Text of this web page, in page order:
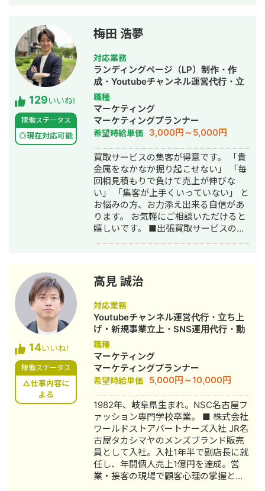
ロジェクトに全力で取り組みます。
また、常にレスを早めに対応を心がけ
ておりまして24時間365日対応が可能
です。 実際、弊社は地域名＋施術で上
位表示が得意得意で、かなりの施術名
をハックしています。 また、医療広告
ガイドライン、薬機法にも対応した知
見もあり安全性にも対応しておりま
す。 ■実績■ ・某美容系ビックワード
で圏外→10位以内（半年） ・美容施術
系ビッグワード 2位 ・新規患者数PV
が3ヶ月で２倍 ・半年で新規患者数が
1.5倍！
129いいね!
稼働ステータス
◎現在対応可能
梅田 浩夢
対応業務
ランディングページ（LP）制作・作
成・Youtubeチャンネル運営代行・立
ち上げ・SEO対策・SNS運用代行・記
事作成代行・ライティング・ホームペ
ージ制作・作成・リスティング広告運
用代行・オウンドメディア制作・構
築・運用代行
職種
マーケティング
マーケティングプランナー
希望時給単価 3,000円～5,000円
買取サービスの集客が得意です。 「貴
金属をなかなか掘り起こせない」 「毎
回相見積もりで負けて売上が伸びな
い」 「集客が上手くいっていない」 と
お悩みの方、お力添え出来る自信があ
ります。 お気軽にご相談いただけると
嬉しいです。 ■出張買取サービスの集
ケ支援会社（当時社員7名）にインター
ンとして参画し、案件獲得に向けた自
社集客（SEO・Web広告運用・LP制
作・YouTubeチャンネル運用・メール
マーケティング等）を担当。 2022年3
月 名古屋大学理学部数学科卒。 2022
年4月〜 Webマーケ会社勤務。人材
系クライアントを主に担当。 2024年11
月 これまでの経験を活かして独立し、
株式会社プラマーケを設立。 ホームペ
ージ：https://plumarke.co.jp/ ■実績
（※一部抜粋） #広告運用 ・出張買取
サービスにて、ROAS350%など、好調
な事例が複数あり。 ・StockSun営業
代行サービス「カリトルくん」、
StockSunサロンの広告運用を担当。
・ベンチャー企業~大手企業のWebマ
ーケティング支援に携わり、Web広告
14いいね!
稼働ステータス
△仕事内容に
よる
高見 誠治
対応業務
Youtubeチャンネル運営代行・立ち上
げ・新規事業立上・SNS運用代行・動
画制作・動画編集
職種
マーケティング
マーケティングプランナー
希望時給単価 5,000円～10,000円
1982年、岐阜県生まれ。NSC名古屋フ
ァッション専門学校卒業。 ■ 株式会社
ワールドストアパートナーズ入社 JR名
古屋タカシマヤのメンズブランド販売
員として入社。入社1年半で副店長に就
任し、年間個人売上1億円を達成。営
業・接客の現場で顧客心理の掌握と売